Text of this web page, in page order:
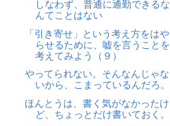
しなわず、普通に通勤できるな
んてことはない
「引き寄せ」という考え方をはや
らせるために、嘘を言うことを
考えてみよう（９）
やってられない。そんなんじゃな
いから、こまっているんだろ。
ほんとうは、書く気がなかったけ
ど、ちょっとだけ書いておく。